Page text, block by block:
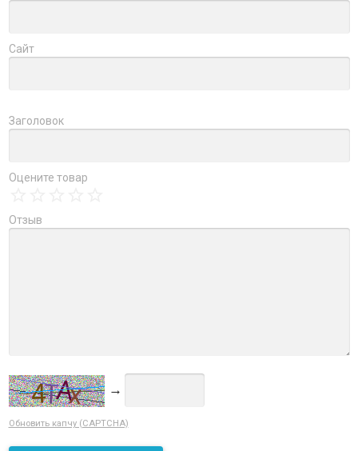
Сайт
Заголовок
Оцените товар
Отзыв
→
Обновить капчу (CAPTCHA)